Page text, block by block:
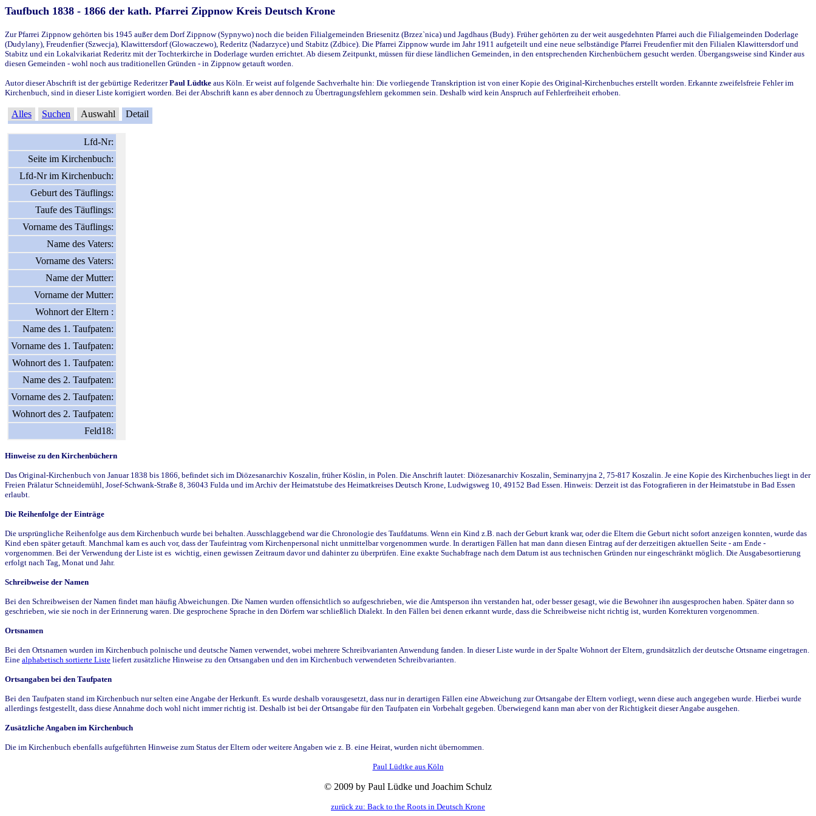
Taufbuch 1838 - 1866 der kath. Pfarrei Zippnow Kreis Deutsch Krone
Zur Pfarrei Zippnow gehörten bis 1945 außer dem Dorf Zippnow (Sypnywo) noch die beiden Filialgemeinden Briesenitz (Brzez`nica) und Jagdhaus (Budy). Früher gehörten zu der weit ausgedehnten Pfarrei auch die Filialgemeinden Doderlage
(Dudylany), Freudenfier (Szwecja), Klawittersdorf (Glowaczewo), Rederitz (Nadarzyce) und Stabitz (Zdbice). Die Pfarrei Zippnow wurde im Jahr 1911 aufgeteilt und eine neue selbständige Pfarrei Freudenfier mit den Filialen Klawittersdorf und
Stabitz und ein Lokalvikariat Rederitz mit der Tochterkirche in Doderlage wurden errichtet. Ab diesem Zeitpunkt, müssen für diese ländlichen Gemeinden, in den entsprechenden Kirchenbüchern gesucht werden. Übergangsweise sind Kinder aus
diesen Gemeinden - wohl noch aus traditionellen Gründen - in Zippnow getauft worden.
Autor dieser Abschrift ist der gebürtige RederitzerPaul Lüdtke aus Köln. Er weist auf folgende Sachverhalte hin: Die vorliegende Transkription ist von einer Kopie des Original-Kirchenbuches erstellt worden. Erkannte zweifelsfreie Fehler im
Kirchenbuch, sind in dieser Liste korrigiert worden. Bei der Abschrift kann es aber dennoch zu Übertragungsfehlern gekommen sein. Deshalb wird kein Anspruch auf Fehlerfreiheit erhoben.
Alles Suchen Auswahl Detail
Lfd-Nr:
Seite im Kirchenbuch:
Lfd-Nr im Kirchenbuch:
Geburt des Täuflings:
Taufe des Täuflings:
Vorname des Täuflings:
Name des Vaters:
Vorname des Vaters:
Name der Mutter:
Vorname der Mutter:
Wohnort der Eltern :
Name des 1. Taufpaten:
Vorname des 1. Taufpaten:
Wohnort des 1. Taufpaten:
Name des 2. Taufpaten:
Vorname des 2. Taufpaten:
Wohnort des 2. Taufpaten:
Feld18:
Hinweise zu den Kirchenbüchern
Das Original-Kirchenbuch von Januar 1838 bis 1866, befindet sich im Diözesanarchiv Koszalin, früher Köslin, in Polen. Die Anschrift lautet: Diözesanarchiv Koszalin, Seminarryjna 2, 75-817 Koszalin. Je eine Kopie des Kirchenbuches liegt in der
Freien Prälatur Schneidemühl, Josef-Schwank-Straße 8, 36043 Fulda und im Archiv der Heimatstube des Heimatkreises Deutsch Krone, Ludwigsweg 10, 49152 Bad Essen. Hinweis: Derzeit ist das Fotografieren in der Heimatstube in Bad Essen
erlaubt.
Die Reihenfolge der Einträge
Die ursprüngliche Reihenfolge aus dem Kirchenbuch wurde bei behalten. Ausschlaggebend war die Chronologie des Taufdatums. Wenn ein Kind z.B. nach der Geburt krank war, oder die Eltern die Geburt nicht sofort anzeigen konnten, wurde das
Kind eben später getauft. Manchmal kam es auch vor, dass der Taufeintrag vom Kirchenpersonal nicht unmittelbar vorgenommen wurde. In derartigen Fällen hat man dann diesen Eintrag auf der derzeitigen aktuellen Seite - am Ende -
vorgenommen. Bei der Verwendung der Liste ist es wichtig, einen gewissen Zeitraum davor und dahinter zu überprüfen. Eine exakte Suchabfrage nach dem Datum ist aus technischen Gründen nur eingeschränkt möglich. Die Ausgabesortierung
erfolgt nach Tag, Monat und Jahr.
Schreibweise der Namen
Bei den Schreibweisen der Namen findet man häufig Abweichungen. Die Namen wurden offensichtlich so aufgeschrieben, wie die Amtsperson ihn verstanden hat, oder besser gesagt, wie die Bewohner ihn ausgesprochen haben. Später dann so
geschrieben, wie sie noch in der Erinnerung waren. Die gesprochene Sprache in den Dörfern war schließlich Dialekt. In den Fällen bei denen erkannt wurde, dass die Schreibweise nicht richtig ist, wurden Korrekturen vorgenommen.
Ortsnamen
Bei den Ortsnamen wurden im Kirchenbuch polnische und deutsche Namen verwendet, wobei mehrere Schreibvarianten Anwendung fanden. In dieser Liste wurde in der Spalte Wohnort der Eltern, grundsätzlich der deutsche Ortsname eingetragen.
Eine alphabetisch sortierte Liste liefert zusätzliche Hinweise zu den Ortsangaben und den im Kirchenbuch verwendeten Schreibvarianten.
Ortsangaben bei den Taufpaten
Bei den Taufpaten stand im Kirchenbuch nur selten eine Angabe der Herkunft. Es wurde deshalb vorausgesetzt, dass nur in derartigen Fällen eine Abweichung zur Ortsangabe der Eltern vorliegt, wenn diese auch angegeben wurde. Hierbei wurde
allerdings festgestellt, dass diese Annahme doch wohl nicht immer richtig ist. Deshalb ist bei der Ortsangabe für den Taufpaten ein Vorbehalt gegeben. Überwiegend kann man aber von der Richtigkeit dieser Angabe ausgehen.
Zusätzliche Angaben im Kirchenbuch
Die im Kirchenbuch ebenfalls aufgeführten Hinweise zum Status der Eltern oder weitere Angaben wie z. B. eine Heirat, wurden nicht übernommen.
Paul Lüdtke aus Köln
© 2009 by Paul Lüdke und Joachim Schulz
zurück zu: Back to the Roots in Deutsch Krone